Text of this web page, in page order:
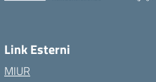
Link Esterni
MIUR